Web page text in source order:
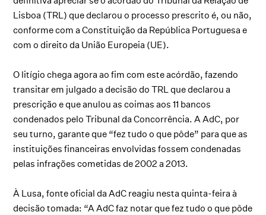
Lisboa (TRL) que declarou o processo prescrito é, ou não,
conforme com a Constituição da República Portuguesa e
com o direito da União Europeia (UE).
O litígio chega agora ao fim com este acórdão, fazendo
transitar em julgado a decisão do TRL que declarou a
prescrição e que anulou as coimas aos 11 bancos
condenados pelo Tribunal da Concorrência. A AdC, por
seu turno, garante que “fez tudo o que pôde” para que as
instituições financeiras envolvidas fossem condenadas
pelas infrações cometidas de 2002 a 2013.
À Lusa, fonte oficial da AdC reagiu nesta quinta-feira à
decisão tomada: “A AdC faz notar que fez tudo o que pôde